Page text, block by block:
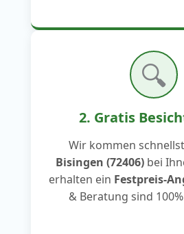
🔍
2. Gratis
Wir kommen
Bisingen (72406) bei
erhalten ein Festpreis-
& Beratung sind